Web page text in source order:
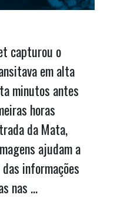
capturou o
em alta
minutos antes
horas
da Mata,
ajudam a
informações
nas …